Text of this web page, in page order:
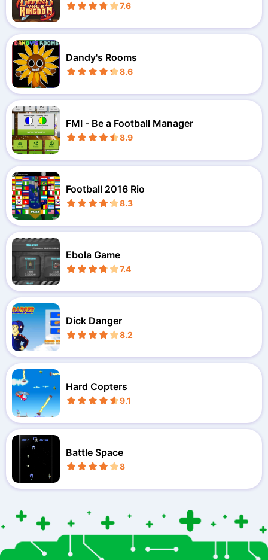
7.6
Dandy's Rooms
8.6
FMI - Be a Football Manager
8.9
Football 2016 Rio
8.3
Ebola Game
7.4
Dick Danger
8.2
Hard Copters
9.1
Battle Space
8